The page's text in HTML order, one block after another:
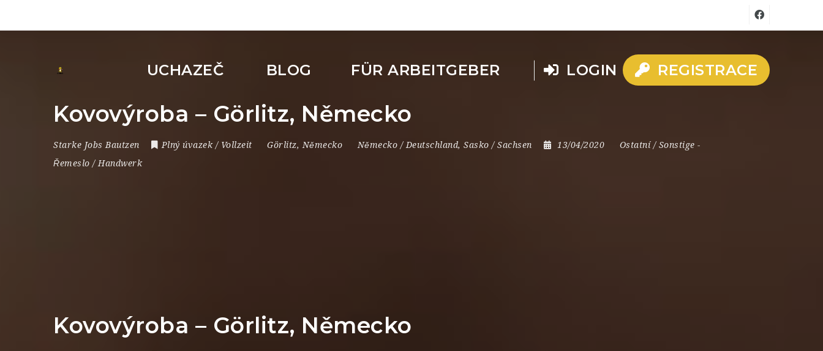
UCHAZEČ BLOG FÜR ARBEITGEBER LOGIN REGISTRACE
Kovovýroba – Görlitz, Německo
Starke Jobs Bautzen Plný úvazek / Vollzeit Görlitz, Německo Německo / Deutschland, Sasko / Sachsen 13/04/2020 Ostatní / Sonstige -
Řemeslo / Handwerk
Kovovýroba – Görlitz, Německo